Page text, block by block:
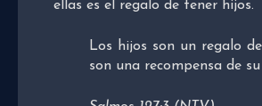
ellas es el regalo de tener hijos.
Los hijos son un regalo
son una recompensa de